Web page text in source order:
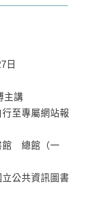
日
主講
專屬網站報
總館（一
公共資訊圖書